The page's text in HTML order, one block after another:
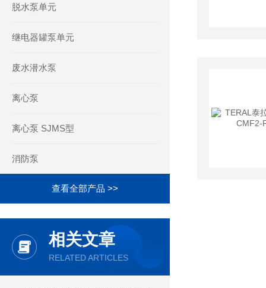
脱水泵单元
继电器罐泵单元
废水潜水泵
离心泵
离心泵 SJMS型
消防泵
查看全部产品 >>
相关文章
RELATED ARTICLES